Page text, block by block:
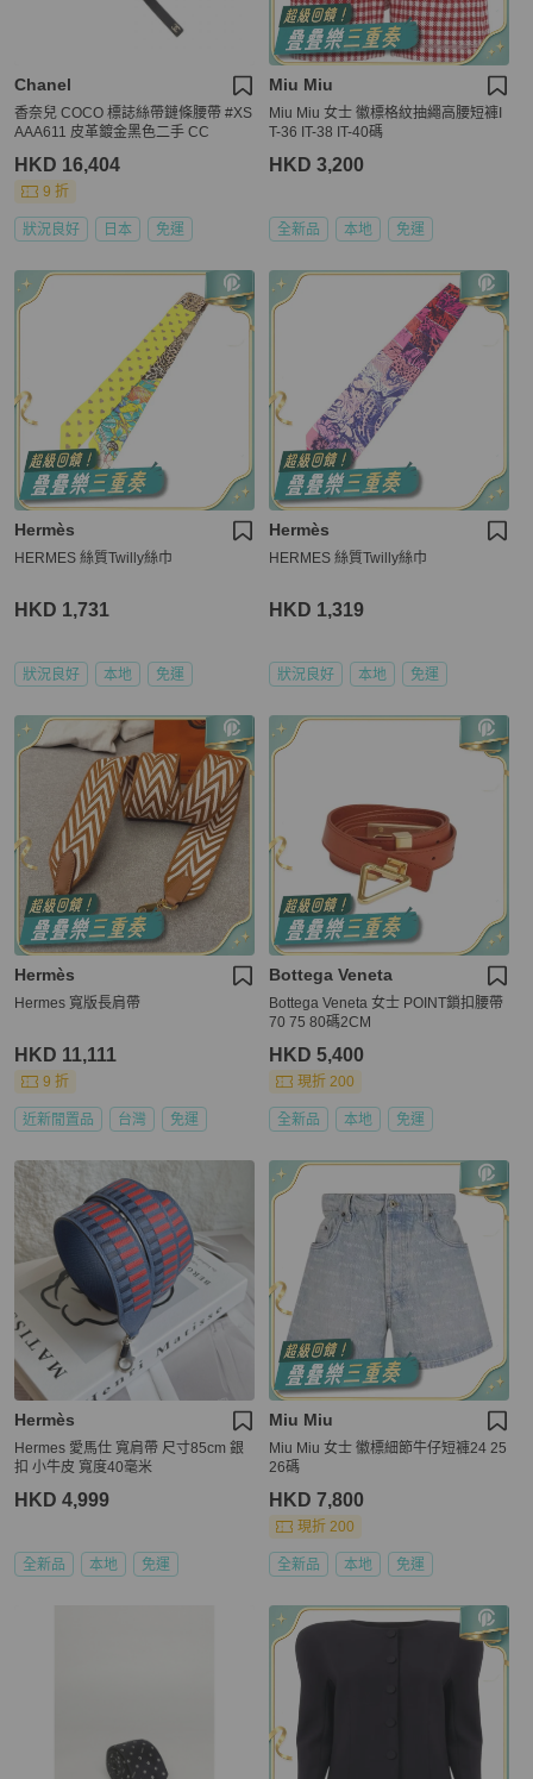
Chanel
香奈兒 COCO 標誌絲帶鏈條腰帶 #XS
AAA611 皮革鍍金黑色二手 CC
HKD 16,404
9 折
狀況良好 日本 免運
Miu Miu
Miu Miu 女士 徽標格紋抽繩高腰短褲I
T-36 IT-38 IT-40碼
HKD 3,200
全新品 本地 免運
Hermès
HERMES 絲質Twilly絲巾
HKD 1,731
狀況良好 本地 免運
Hermès
HERMES 絲質Twilly絲巾
HKD 1,319
狀況良好 本地 免運
Hermès
Hermes 寬版長肩帶
HKD 11,111
9 折
近新閒置品 台灣 免運
Bottega Veneta
Bottega Veneta 女士 POINT鎖扣腰帶
70 75 80碼2CM
HKD 5,400
現折 200
全新品 本地 免運
Hermès
Hermes 愛馬仕 寬肩帶 尺寸85cm 銀
扣 小牛皮 寬度40毫米
HKD 4,999
全新品 本地 免運
Miu Miu
Miu Miu 女士 徽標細節牛仔短褲24 25
26碼
HKD 7,800
現折 200
全新品 本地 免運